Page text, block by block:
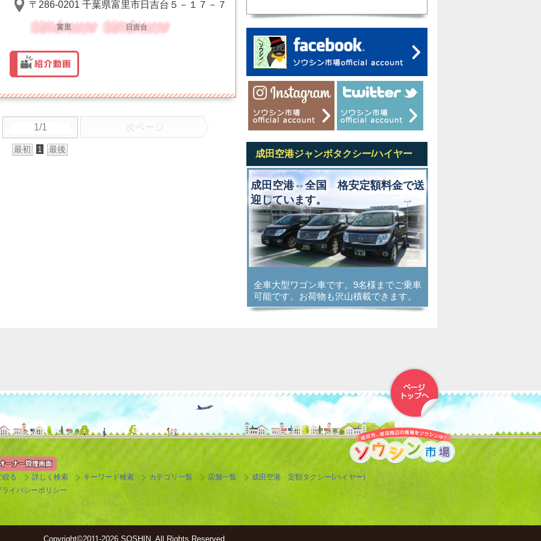
〒286-0201 千葉県富里市日吉台５－１７－７
富里 日吉台
1/1 次ページ
最初 1 最後 成田空港ジャンボタクシー/ハイヤー
成田空港⇔全国 格安定額料金で送
迎しています。
全車大型ワゴン車です。9名様までご乗車
可能です。お荷物も沢山積載できます。
絞る 詳しく検索 キーワード検索 カテゴリ一覧 店舗一覧
成田空港 定額タクシー(ハイヤー)
ライバシーポリシー
Copyright©2011-2026 SOSHIN. All Rights Reserved.